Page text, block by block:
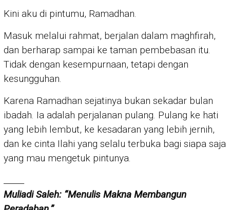
Kini aku di pintumu, Ramadhan.
Masuk melalui rahmat, berjalan dalam maghfirah,
dan berharap sampai ke taman pembebasan itu.
Tidak dengan kesempurnaan, tetapi dengan
kesungguhan.
Karena Ramadhan sejatinya bukan sekadar bulan
ibadah. Ia adalah perjalanan pulang. Pulang ke hati
yang lebih lembut, ke kesadaran yang lebih jernih,
dan ke cinta Ilahi yang selalu terbuka bagi siapa saja
yang mau mengetuk pintunya.
Muliadi Saleh: “Menulis Makna Membangun